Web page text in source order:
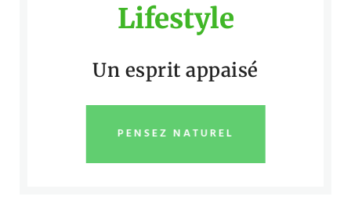
Lifestyle
Un esprit appaisé
PENSEZ NATUREL